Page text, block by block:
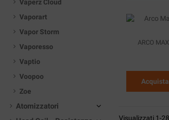
ARCO
Acquista
Visualizzati 1-
Vaperz Cloud
Vaporart
Vapor Storm
Vaporesso
Vaptio
Voopoo
Zoe
Atomizzatori